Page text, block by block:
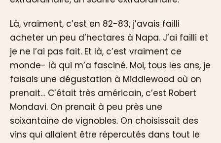
Là, vraiment, c’est en 82-83, j’avais failli
acheter un peu d’hectares à Napa. J’ai failli et
je ne l’ai pas fait. Et là, c’est vraiment ce
monde- là qui m’a fasciné. Moi, tous les ans, je
faisais une dégustation à Middlewood où on
prenait… C’était très américain, c’est Robert
Mondavi. On prenait à peu près une
soixantaine de vignobles. On choisissait des
vins qui allaient être répercutés dans tout le